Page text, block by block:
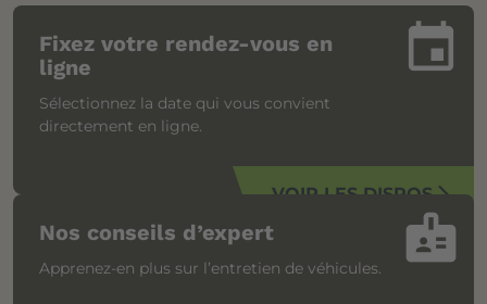
insert_invitation
Fixez votre rendez-vous en
ligne
Sélectionnez la date qui vous convient
directement en ligne.
VOIR LES DISPOSarrow_forward_ios
badge
Nos conseils d’expert
Apprenez-en plus sur l’entretien de véhicules.